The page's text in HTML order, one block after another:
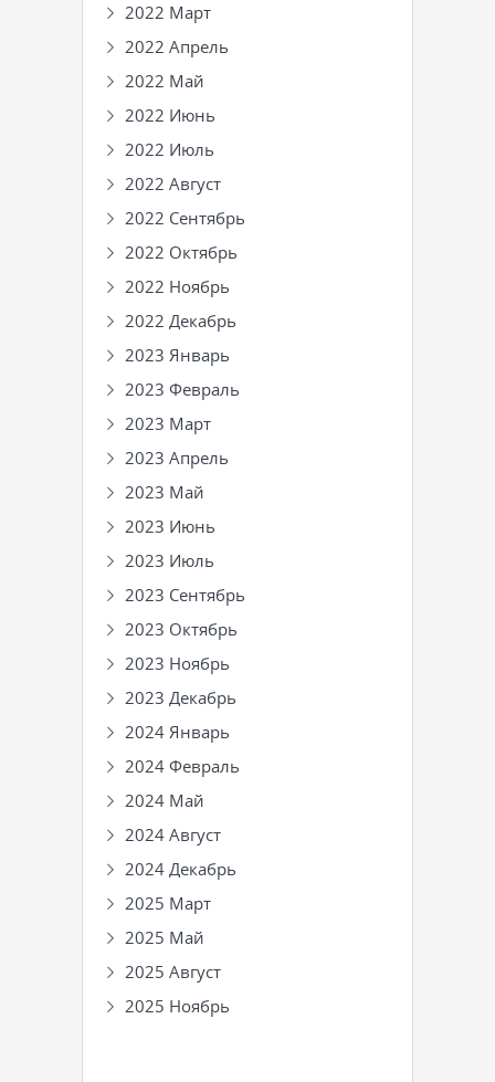
2022 Март
2022 Апрель
2022 Май
2022 Июнь
2022 Июль
2022 Август
2022 Сентябрь
2022 Октябрь
2022 Ноябрь
2022 Декабрь
2023 Январь
2023 Февраль
2023 Март
2023 Апрель
2023 Май
2023 Июнь
2023 Июль
2023 Сентябрь
2023 Октябрь
2023 Ноябрь
2023 Декабрь
2024 Январь
2024 Февраль
2024 Май
2024 Август
2024 Декабрь
2025 Март
2025 Май
2025 Август
2025 Ноябрь